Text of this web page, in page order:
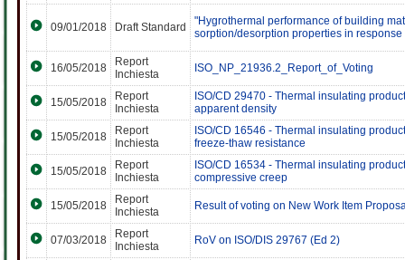
09/01/2018 Draft Standard
"Hygrothermal performance of building
sorption/desorption properties in
16/05/2018
Report
Inchiesta
ISO_NP_21936.2_Report_of_Voting
15/05/2018
Report
Inchiesta
ISO/CD 29470 - Thermal insulating
apparent density
15/05/2018
Report
Inchiesta
ISO/CD 16546 - Thermal insulating
freeze-thaw resistance
15/05/2018
Report
Inchiesta
ISO/CD 16534 - Thermal insulating
compressive creep
15/05/2018
Report
Inchiesta
Result of voting on New Work Item
07/03/2018
Report
Inchiesta
RoV on ISO/DIS 29767 (Ed 2)